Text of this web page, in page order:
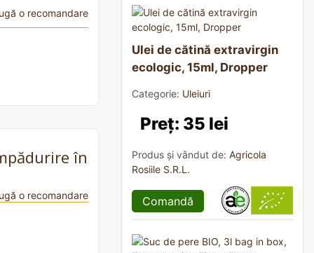
o recomandare
în
o recomandare
Ulei de cătină extravirgin
ecologic, 15ml, Dropper
Categorie: Uleiuri
Preț: 35 lei
Produs și vândut de: Agricola
Rosiile S.R.L.
Comandă